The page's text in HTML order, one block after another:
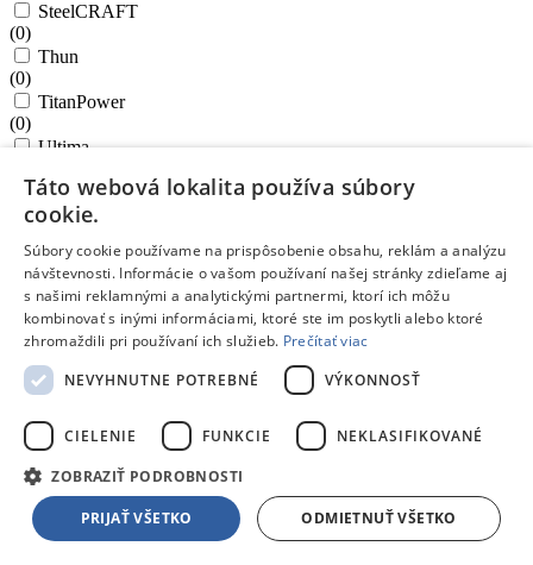
SteelCRAFT
(0)
Thun
(0)
TitanPower
(0)
Ultima
Unlimited
)
0)
VISION
0)
Ostatné značky
0)
Zobraziť22produktov Zrušiť výber Zavrieť filter
Parametre filtra:
Odporúčané Podľa názvu A-Z
Podľa názvu Z-A
Od najlacnejšieho
Od najdrahšieho
62075
Táto webová lokalita používa súbory
cookie.
Súbory cookie používame na prispôsobenie obsahu, reklám a analýzu
návštevnosti. Informácie o vašom používaní našej stránky zdieľame aj
s našimi reklamnými a analytickými partnermi, ktorí ich môžu
kombinovať s inými informáciami, ktoré ste im poskytli alebo ktoré
zhromaždili pri používaní ich služieb. Prečítať viac
NEVYHNUTNE POTREBNÉ
VÝKONNOSŤ
CIELENIE FUNKCIE NEKLASIFIKOVANÉ
ZOBRAZIŤ PODROBNOSTI
PRIJAŤ VŠETKO ODMIETNUŤ VŠETKO